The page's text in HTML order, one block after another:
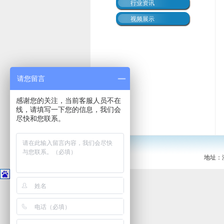
行业资讯
视频展示
地址：
请您留言
感谢您的关注，当前客服人员不在
线，请填写一下您的信息，我们会
尽快和您联系。